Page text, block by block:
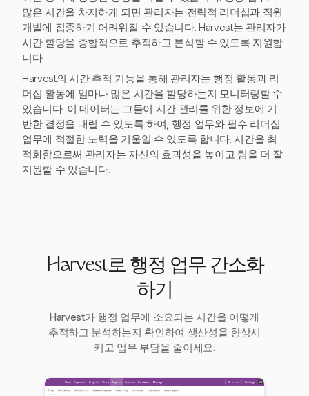
많은 시간을 차지하게 되면 관리자는 전략적 리더십과 직원
개발에 집중하기 어려워질 수 있습니다. Harvest는 관리자가
시간 할당을 종합적으로 추적하고 분석할 수 있도록 지원합
니다.
Harvest의 시간 추적 기능을 통해 관리자는 행정 활동과 리
더십 활동에 얼마나 많은 시간을 할당하는지 모니터링할 수
있습니다. 이 데이터는 그들이 시간 관리를 위한 정보에 기
반한 결정을 내릴 수 있도록 하여, 행정 업무와 필수 리더십
업무에 적절한 노력을 기울일 수 있도록 합니다. 시간을 최
적화함으로써 관리자는 자신의 효과성을 높이고 팀을 더 잘
지원할 수 있습니다.
Harvest로 행정 업무 간소화
하기
Harvest가 행정 업무에 소요되는 시간을 어떻게
추적하고 분석하는지 확인하여 생산성을 향상시
키고 업무 부담을 줄이세요.